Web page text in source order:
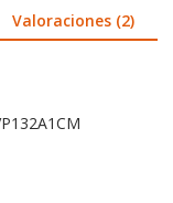
Valoraciones (2)